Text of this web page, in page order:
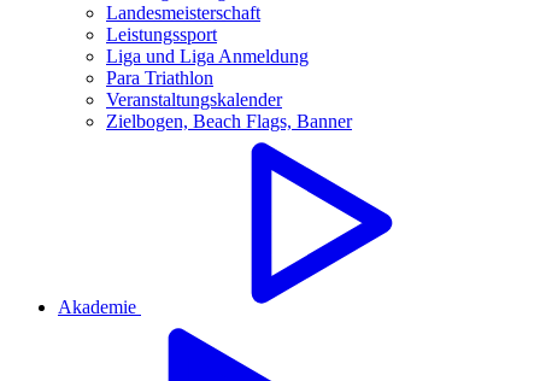
Landesmeisterschaft
Leistungssport
Liga und Liga Anmeldung
Para Triathlon
Veranstaltungskalender
Zielbogen, Beach Flags, Banner
Akademie